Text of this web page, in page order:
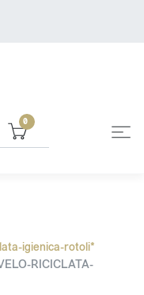
0
igienica-rotoli*
RICICLATA-